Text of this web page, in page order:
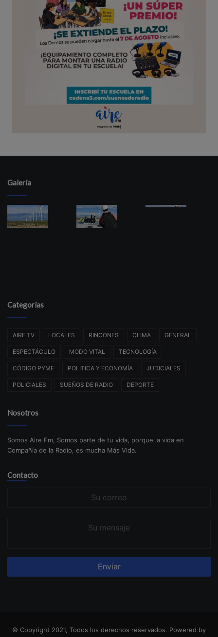
Galería
Categorías
AIRE TV LOCALES RINCONES CLIMA GENERAL
ESPECTÁCULO MODO VITAL TECNOLOGÍA
CÓDIGO PYME POLITICA Y ECONOMÍA JUDICIALES
POLICIALES SUEÑOS DE RADIO DEPORTE
Nosotros
Somos Aire Fm, Somos parte de tu vida, porque la vida en
Compañía de la Radio, es mucha Más Vida.
Contacto
© Copyright 2021, Todos los derechos reservados. Powered by